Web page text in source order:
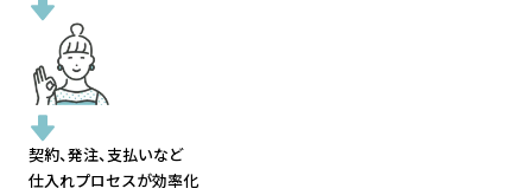
契約、発注、支払いなど
仕入れプロセスが効率化